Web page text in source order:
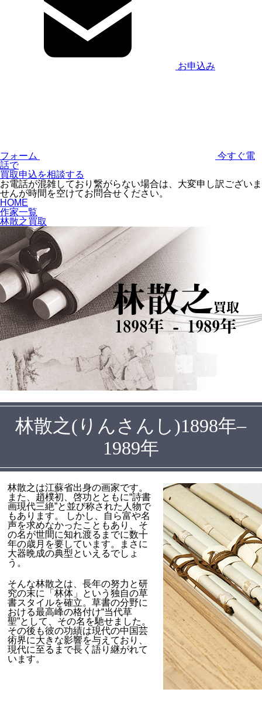
お申込み
フォーム
今すぐ電
話で
買取申込を相談する
お電話が混雑しており繋がらない場合は、大変申し訳ございま
せんが時間を空けてお問合せください。
HOME
作家一覧
林散之買取
林散之買取
1898年 - 1989年
林散之(りんさんし)1898年–
1989年
林散之は江蘇省出身の画家です。
また、趙樸初、啓功とともに“詩書
画現代三絶”と並び称された人物で
もあります。 しかし、自ら富や名
声を求めなかったこともあり、そ
の名が世間に知れ渡るまでに数十
年の歳月を要しています。まさに
大器晩成の典型といえるでしょ
う。
そんな林散之は、長年の努力と研
究の末に「林体」という独自の草
書スタイルを確立。草書の分野に
おける最高峰の格付け“当代草
聖”として、その名を馳せました。
その後も彼の功績は現代の中国芸
術界に大きな影響を与えており、
現代に至るまで長く語り継がれて
います。